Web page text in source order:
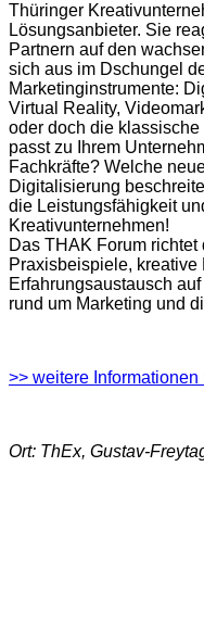
Thüringer
Lösungsanbieter. Sie
Partnern auf den
sich aus im Dschungel
Marketinginstrumente:
Virtual Reality,
oder doch die
passt zu Ihrem
Fachkräfte? Welche
Digitalisierung
die Leistungsfähigkeit
Kreativunternehmen!
Das THAK Forum
Praxisbeispiele, kreative
Erfahrungsaustausch
rund um Marketing und
>> weitere
Ort: ThEx, Gustav-